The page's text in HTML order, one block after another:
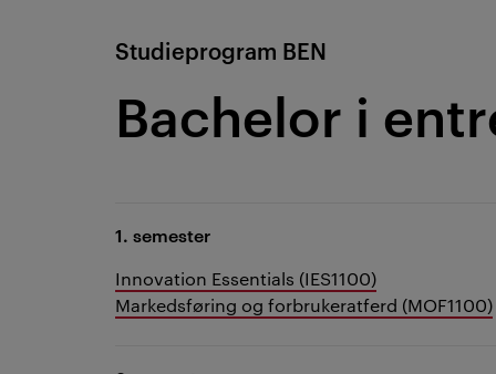
Studieprogram BEN
Bachelor i
1. semester
Innovation Essentials (IES1100)
Markedsføring og forbrukeratferd (MOF1100)